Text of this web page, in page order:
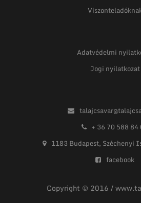
Adatvédelmi
Jogi nyilatkozat
+ 36 70 588 84
1183 Budapest, Széchenyi
facebook
Copyright © 2016 /